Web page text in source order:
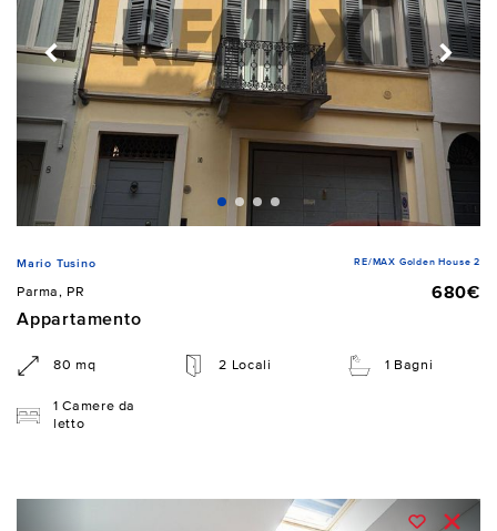
Mario Tusino RE/MAX Golden House 2
Parma, PR
680€
Appartamento
80 mq 2 Locali 1 Bagni
1 Camere da
letto